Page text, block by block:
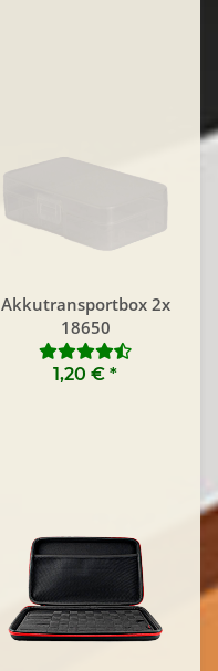
Akkutransportbox 2x
18650
1,20 € *